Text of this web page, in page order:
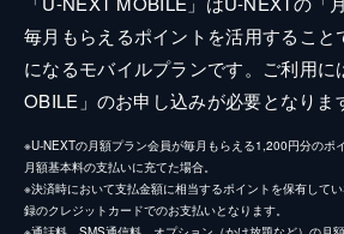
毎月もらえるポイントを活用すること
になるモバイルプランです。ご利用に
OBILE」のお申し込みが必要となりま
※U-NEXTの月額プラン会員が毎月もらえる1,200円分のポ
月額基本料の支払いに充てた場合。
※決済時において支払金額に相当するポイントを保有して
録のクレジットカードでのお支払いとなります。